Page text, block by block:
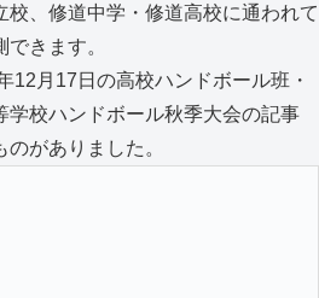
校、修道中学・修道高校に通われて
きます。
12月17日の高校ハンドボール班・
学校ハンドボール秋季大会の記事
がありました。